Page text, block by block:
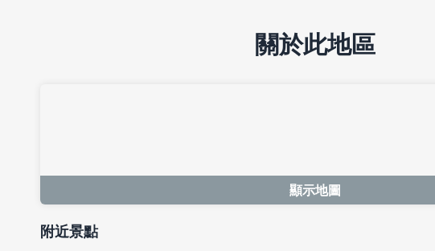
關於此地區
顯示地圖
附近景點